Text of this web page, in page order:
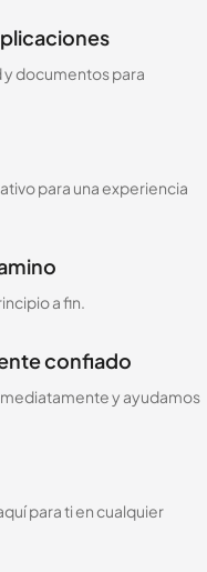
y documentos para
para una experiencia
a fin.
confiado
y ayudamos
para ti en cualquier